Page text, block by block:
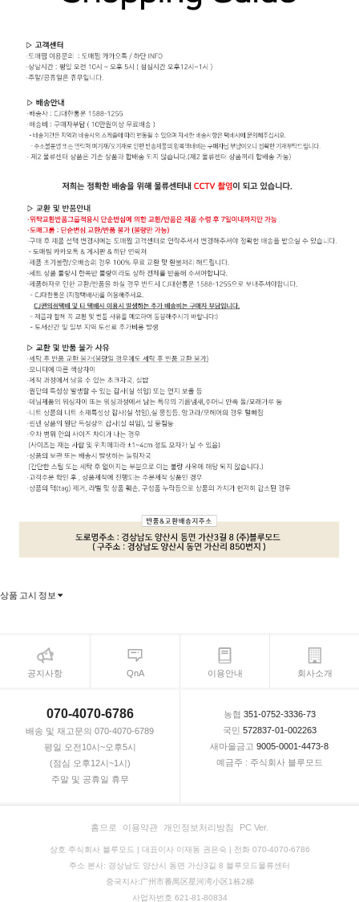
상품 고시 정보
공지사항 QnA 이용안내 회사소개
070-4070-6786
배송 및 재고문의 070-4070-6789
평일 오전10시~오후5시
(점심 오후12시~1시)
주말 및 공휴일 휴무
농협 351-0752-3336-73
국민 572837-01-002263
새마을금고 9005-0001-4473-8
예금주 : 주식회사 블루모드
홈으로 이용약관 개인정보처리방침 PC Ver.
상호 주식회사 블루모드 | 대표이사 이재동 권은숙 | 전화 070-4070-6786
주소 본사: 경상남도 양산시 동면 가산3길 8 블루모드물류센터
중국지사:广州市番禺区星河湾小区1栋2梯
사업자번호 621-81-80834